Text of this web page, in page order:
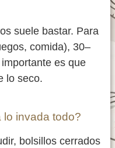
suele bastar. Para
comida), 30–
es que
lo seco.
lo invada todo?
bolsillos cerrados